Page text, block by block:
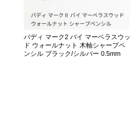
バディ マーク2 バイ マーベラスウッ
ド ウォールナット 木軸シャープペ
ンシル ブラック/シルバー 0.5mm